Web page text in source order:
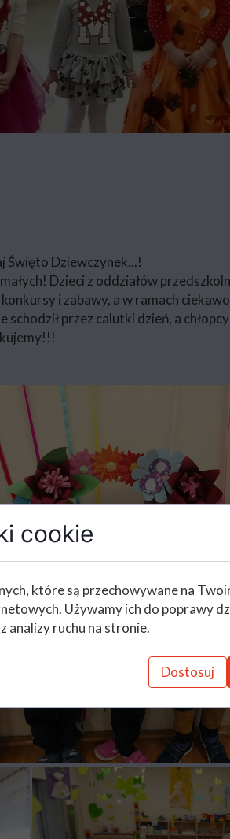
Święto Dziewczynek...!
Dzieci z oddziałów
i zabawy, a w ramach
przez calutki dzień, a
cookie
które są przechowywane na
Używamy ich do poprawy
analizy ruchu na stronie.
Dostosuj